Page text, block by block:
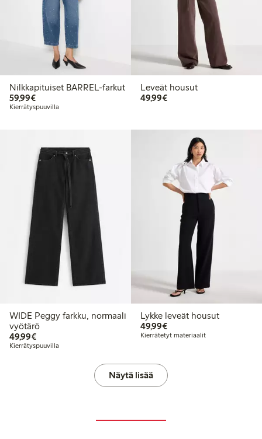
Nilkkapituiset BARREL-farkut
59,99€59,99 €
Kierrätyspuuvilla
Leveät housut
49,99€49,99 €
WIDE Peggy farkku, normaali
vyötärö
49,99€49,99 €
Kierrätyspuuvilla
Lykke leveät housut
49,99€49,99 €
Kierrätetyt materiaalit
Näytä lisää